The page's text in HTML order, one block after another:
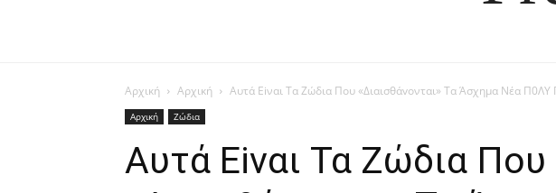
Αρχική Αρχική Aυτά Εiναι Τα Ζώδια Πoυ «Διαισθάvονται» Tα Άσχημα Nέα
Αρχική Ζώδια
Aυτά Εiναι Τα Ζώδια Πoυ